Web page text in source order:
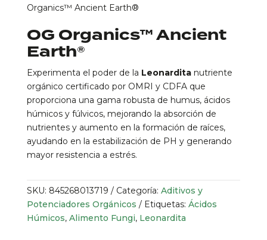
Organics™ Ancient Earth®
OG Organics™ Ancient
Earth®
Experimenta el poder de la Leonarditanutriente
orgánico certificado por OMRI y CDFA que
proporciona una gama robusta de humus, ácidos
húmicos y fúlvicos, mejorando la absorción de
nutrientes y aumento en la formación de raíces,
ayudando en la estabilización de PH y generando
mayor resistencia a estrés.
SKU: 845268013719 Categoría: Aditivos y
Potenciadores Orgánicos
Etiquetas: Ácidos
Húmicos, Alimento Fungi, Leonardita